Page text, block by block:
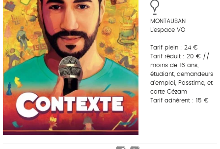
MONTAUBAN
L'espace VO
Tarif plein : 24 €
Tarif réduit : 20 € //
moins de 16 ans,
étudiant, demandeurs
d’emploi, Passtime, et
carte Cézam
Tarif adhèrent : 15 €